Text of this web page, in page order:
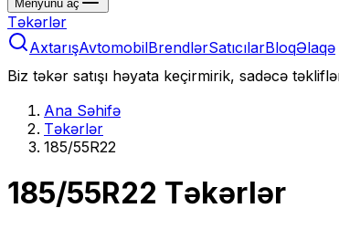
Menyunu aç
Təkərlər
AxtarışAvtomobilBrendlərSatıcılarBloqƏlaqə
Biz təkər satışı həyata keçirmirik, sadəcə
Ana Səhifə
Təkərlər
185/55R22
185/55R22 Təkərlər